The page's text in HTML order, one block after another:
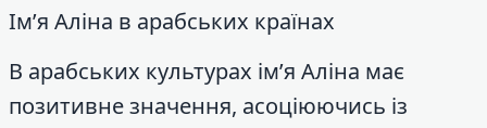
Ім’я Аліна в арабських країнах
В арабських культурах ім’я Аліна має
позитивне значення, асоціюючись із